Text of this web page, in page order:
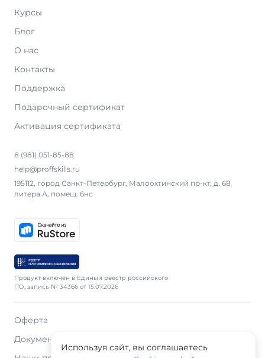
Курсы
Блог
О нас
Контакты
Поддержка
Подарочный сертификат
Активация сертификата
8 (981) 051-85-88
help@proffskills.ru
195112, город Санкт-Петербург, Малоохтинский пр-кт, д. 68
литера А, помещ. 6нс
Продукт включён в Единый реестр российского
ПО, запись № 34366 от 15.07.2026
Оферта
Документация
Используя сайт, вы соглашаетесь